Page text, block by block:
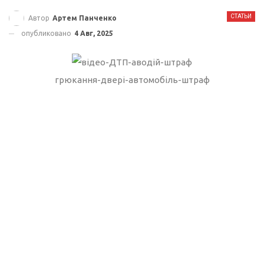
СТАТЬИ
Автор Артем Панченко
опубликовано 4 Авг, 2025
грюкання-двері-автомобіль-штраф